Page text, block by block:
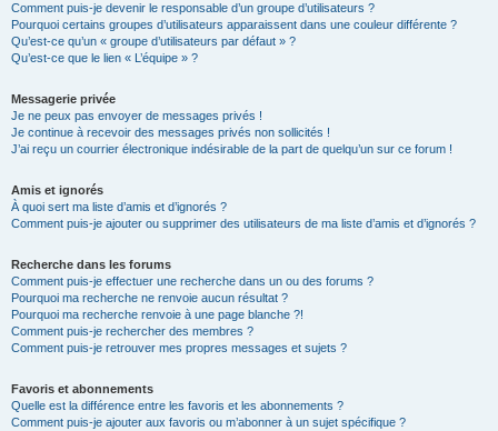
Comment puis-je devenir le responsable d’un groupe d’utilisateurs ?
Pourquoi certains groupes d’utilisateurs apparaissent dans une couleur différente ?
Qu’est-ce qu’un « groupe d’utilisateurs par défaut » ?
Qu’est-ce que le lien « L’équipe » ?
Messagerie privée
Je ne peux pas envoyer de messages privés !
Je continue à recevoir des messages privés non sollicités !
J’ai reçu un courrier électronique indésirable de la part de quelqu’un sur ce forum !
Amis et ignorés
À quoi sert ma liste d’amis et d’ignorés ?
Comment puis-je ajouter ou supprimer des utilisateurs de ma liste d’amis et d’ignorés ?
Recherche dans les forums
Comment puis-je effectuer une recherche dans un ou des forums ?
Pourquoi ma recherche ne renvoie aucun résultat ?
Pourquoi ma recherche renvoie à une page blanche ?!
Comment puis-je rechercher des membres ?
Comment puis-je retrouver mes propres messages et sujets ?
Favoris et abonnements
Quelle est la différence entre les favoris et les abonnements ?
Comment puis-je ajouter aux favoris ou m’abonner à un sujet spécifique ?